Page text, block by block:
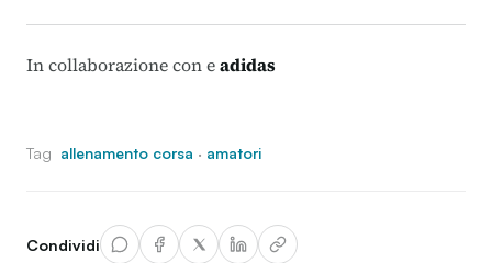
In collaborazione con eadidas
Tag allenamento corsa · amatori
Condividi